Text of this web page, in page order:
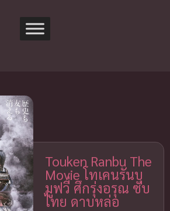
Touken Ranbu The
Movie โทเคนรันบุ
มูฟวี่ ศึกรุ่งอรุณ ซับ
ไทย ดาบหล่อ